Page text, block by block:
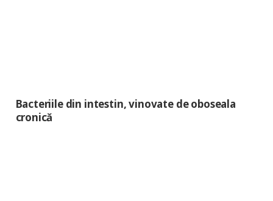
Bacteriile din intestin, vinovate de oboseala
cronică